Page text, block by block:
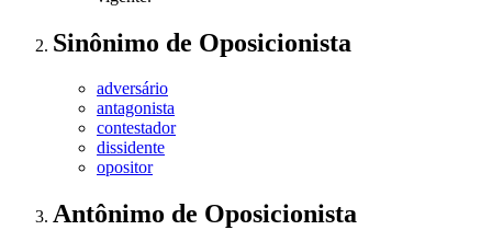
Sinônimo de Oposicionista
adversário
antagonista
contestador
dissidente
opositor
Antônimo de Oposicionista